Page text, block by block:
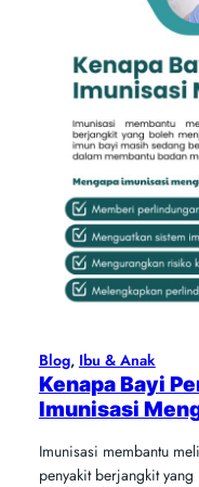
Blog, Ibu & Anak
Kenapa Bayi
Imunisasi
Imunisasi membantu
penyakit berjangkit